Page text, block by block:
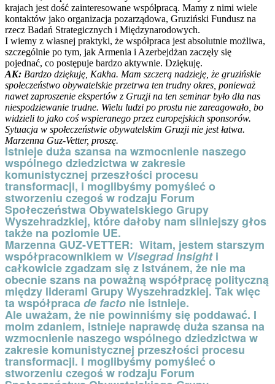
krajach jest dość zainteresowane współpracą. Mamy z nimi wiele
kontaktów jako organizacja pozarządowa, Gruziński Fundusz na
rzecz Badań Strategicznych i Międzynarodowych.
I wiemy z własnej praktyki, że współpraca jest absolutnie możliwa,
szczególnie po tym, jak Armenia i Azerbejdżan zaczęły się
pojednać, co postępuje bardzo aktywnie. Dziękuję.
AK: Bardzo dziękuję, Kakha. Mam szczerą nadzieję, że gruzińskie
społeczeństwo obywatelskie przetrwa ten trudny okres, ponieważ
nawet zaproszenie ekspertów z Gruzji na ten seminar było dla nas
niespodziewanie trudne. Wielu ludzi po prostu nie zareagowało, bo
widzieli to jako coś wspieranego przez europejskich sponsorów.
Sytuacja w społeczeństwie obywatelskim Gruzji nie jest łatwa.
Marzenna Guz-Vetter, proszę.
Istnieje duża szansa na wzmocnienie naszego
wspólnego dziedzictwa w zakresie
komunistycznej przeszłości procesu
transformacji, i moglibyśmy pomyśleć o
stworzeniu czegoś w rodzaju Forum
Społeczeństwa Obywatelskiego Grupy
Wyszehradzkiej, które dałoby nam silniejszy głos
także na poziomie UE.
Marzenna GUZ-VETTER: Witam, jestem starszym
współpracownikiem w Visegrad Insighti
całkowicie zgadzam się z Istvánem, że nie ma
obecnie szans na poważną współpracę polityczną
między liderami Grupy Wyszehradzkiej. Tak więc
ta współpracade facto nie istnieje.
Ale uważam, że nie powinniśmy się poddawać. I
moim zdaniem, istnieje naprawdę duża szansa na
wzmocnienie naszego wspólnego dziedzictwa w
zakresie komunistycznej przeszłości procesu
transformacji. I moglibyśmy pomyśleć o
stworzeniu czegoś w rodzaju Forum